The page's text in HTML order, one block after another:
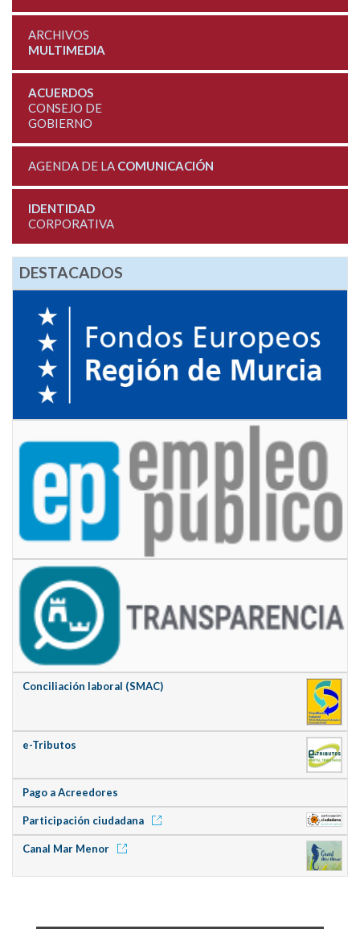
ARCHIVOS
MULTIMEDIA
ACUERDOS
CONSEJO DE
GOBIERNO
AGENDA DE LA COMUNICACIÓN
IDENTIDAD
CORPORATIVA
DESTACADOS
Conciliación laboral (SMAC)
e-Tributos
Pago a Acreedores
Participación ciudadana
Canal Mar Menor